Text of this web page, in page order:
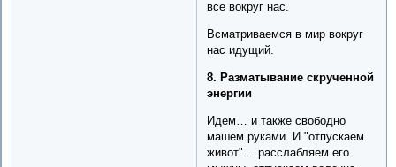
все вокруг нас.
Всматриваемся в мир вокруг
нас идущий.
8. Разматывание скрученной
энергии
Идем… и также свободно
машем руками. И "отпускаем
живот"… расслабляем его